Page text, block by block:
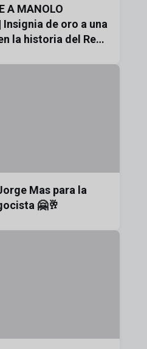
A MANOLO
Insignia de oro a una
la historia del Real
Mas para la
🤗🥂